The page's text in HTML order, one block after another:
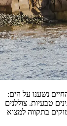
נשענו על הים:
טבעיות. צוללנים
בתקווה למצוא